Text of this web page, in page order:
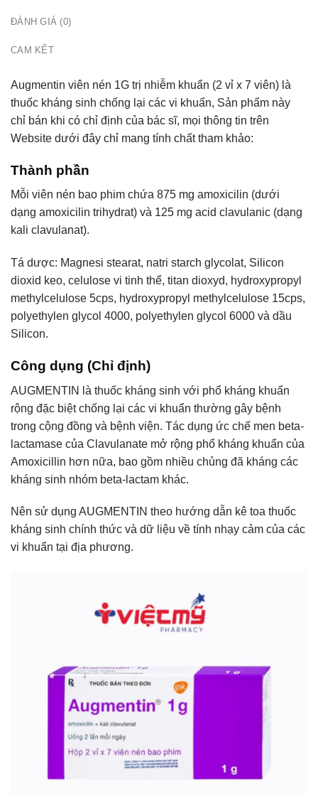
ĐÁNH GIÁ (0)
CAM KẾT
Augmentin viên nén 1G trị nhiễm khuẩn (2 vỉ x 7 viên) là
thuốc kháng sinh chống lại các vi khuẩn, Sản phẩm này
chỉ bán khi có chỉ định của bác sĩ, mọi thông tin trên
Website dưới đây chỉ mang tính chất tham khảo:
Thành phần
Mỗi viên nén bao phim chứa 875 mg amoxicilin (dưới
dạng amoxicilin trihydrat) và 125 mg acid clavulanic (dạng
kali clavulanat).
Tá dược: Magnesi stearat, natri starch glycolat, Silicon
dioxid keo, celulose vi tinh thể, titan dioxyd, hydroxypropyl
methylcelulose 5cps, hydroxypropyl methylcelulose 15cps,
polyethylen glycol 4000, polyethylen glycol 6000 và dầu
Silicon.
Công dụng (Chỉ định)
AUGMENTIN là thuốc kháng sinh với phổ kháng khuẩn
rộng đặc biệt chống lại các vi khuẩn thường gây bệnh
trong cộng đồng và bệnh viện. Tác dụng ức chế men beta-
lactamase của Clavulanate mở rộng phổ kháng khuẩn của
Amoxicillin hơn nữa, bao gồm nhiều chủng đã kháng các
kháng sinh nhóm beta-lactam khác.
Nên sử dụng AUGMENTIN theo hướng dẫn kê toa thuốc
kháng sinh chính thức và dữ liệu về tính nhạy cảm của các
vi khuẩn tại địa phương.